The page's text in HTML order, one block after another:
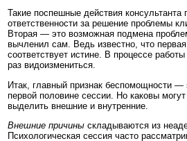
Такие поспешные действия
ответственности за решение проблемы
Вторая — это возможная подмена
вычленил сам. Ведь известно, что
соответствует истине. В процессе
раз видоизмениться.
Итак, главный признак беспомощности
первой половине сессии. Но каковы
выделить внешние и внутренние.
Внешние причины складываются из
Психологическая сессия часто